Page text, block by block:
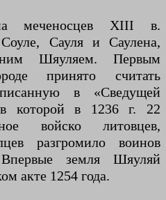
меченосцев XIII в.
Сауля и Саулена,
Шяуляем. Первым
принято считать
в «Сведущей
которой в 1236 г. 22
войско литовцев,
разгромило воинов
земля Шяуляй
акте 1254 года.